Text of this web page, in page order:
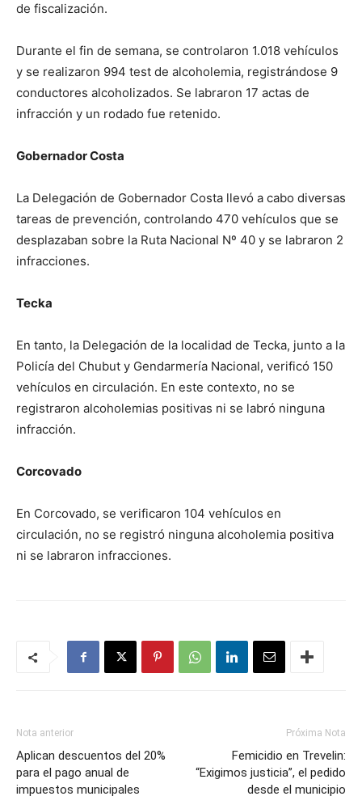
de fiscalización.
Durante el fin de semana, se controlaron 1.018 vehículos
y se realizaron 994 test de alcoholemia, registrándose 9
conductores alcoholizados. Se labraron 17 actas de
infracción y un rodado fue retenido.
Gobernador Costa
La Delegación de Gobernador Costa llevó a cabo diversas
tareas de prevención, controlando 470 vehículos que se
desplazaban sobre la Ruta Nacional Nº 40 y se labraron 2
infracciones.
Tecka
En tanto, la Delegación de la localidad de Tecka, junto a la
Policía del Chubut y Gendarmería Nacional, verificó 150
vehículos en circulación. En este contexto, no se
registraron alcoholemias positivas ni se labró ninguna
infracción.
Corcovado
En Corcovado, se verificaron 104 vehículos en
circulación, no se registró ninguna alcoholemia positiva
ni se labraron infracciones.
Nota anterior
Aplican descuentos del 20%
para el pago anual de
impuestos municipales
Próxima Nota
Femicidio en Trevelin:
“Exigimos justicia”, el pedido
desde el municipio